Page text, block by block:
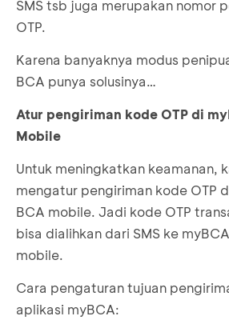
SMS tsb juga merupakan nomor
OTP.
Karena banyaknya modus
BCA punya solusinya…
Atur pengiriman kode OTP di
Mobile
Untuk meningkatkan keamanan,
mengatur pengiriman kode OTP
BCA mobile. Jadi kode OTP
bisa dialihkan dari SMS ke
mobile.
Cara pengaturan tujuan
aplikasi myBCA: